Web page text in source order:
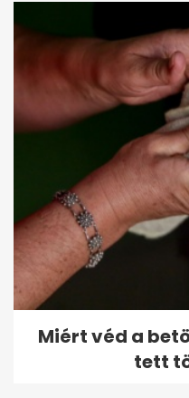
Miért véd a
tett